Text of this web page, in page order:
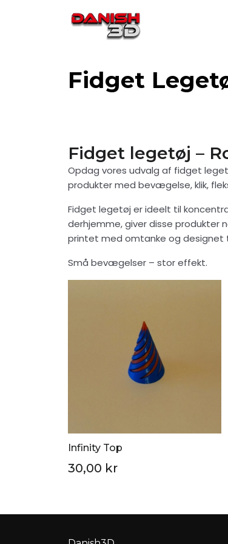
Fidget
Fidget legetøj –
Opdag vores udvalg af fidget
produkter med bevægelse, klik,
Fidget legetøj er ideelt til
derhjemme, giver disse
printet med omtanke og designet
Små bevægelser – stor effekt.
Infinity Top
30,00 kr